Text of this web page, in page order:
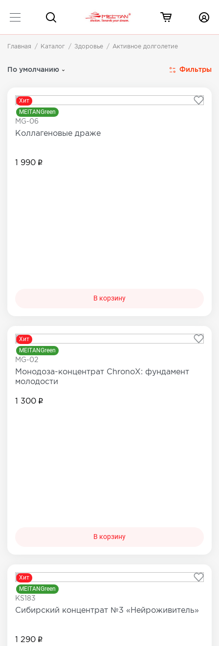
Главная Каталог Здоровье Активное долголетие
По умолчанию Фильтры
Хит
MEITANGreen
MG-06
Коллагеновые драже
1 990
В корзину
Хит
MEITANGreen
MG-02
Монодоза-концентрат ChronoX: фундамент
молодости
1 300
В корзину
Хит
MEITANGreen
KS183
Сибирский концентрат №3 «Нейроживитель»
1 290